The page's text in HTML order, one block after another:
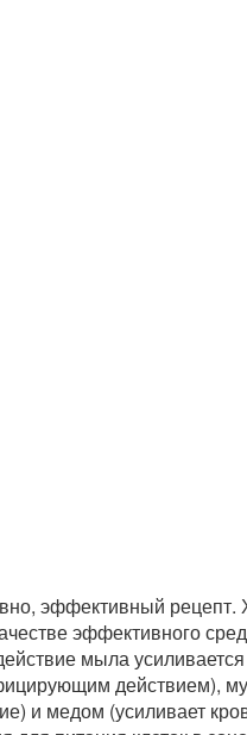
эффективный
эффективного
мыла
действием),
и медом (усиливает